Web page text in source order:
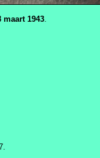
maart 1943.